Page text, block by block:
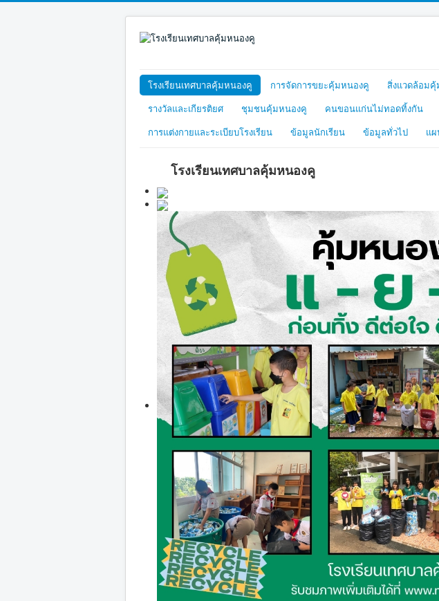
โรงเรียนเทศบาลคุ้มหนองคู การจัดการขยะคุ้มหนองคู สิ่งแวดล้อม
รางวัลและเกียรติยศ
ชุมชนคุ้มหนองคู คนขอนแก่นไม่ทอดทิ้งกัน
การแต่งกายและระเบียบโรงเรียน
ข้อมูลนักเรียน ข้อมูลทั่วไป แ
โรงเรียนเทศบาลคุ้มหนองคู